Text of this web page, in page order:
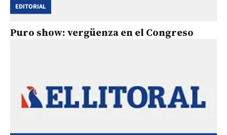
EDITORIAL
Puro show: vergüenza en el Congreso